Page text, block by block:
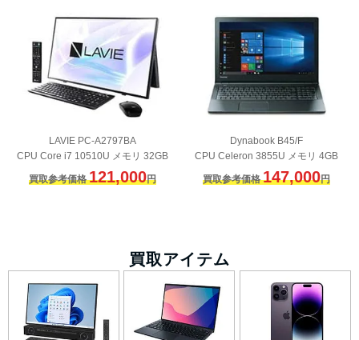
LAVIE PC-A2797BA
CPU Core i7 10510U メモリ 32GB
買取参考価格121,000円
Dynabook B45/F
CPU Celeron 3855U メモリ 4GB
買取参考価格147,000円
買取アイテム